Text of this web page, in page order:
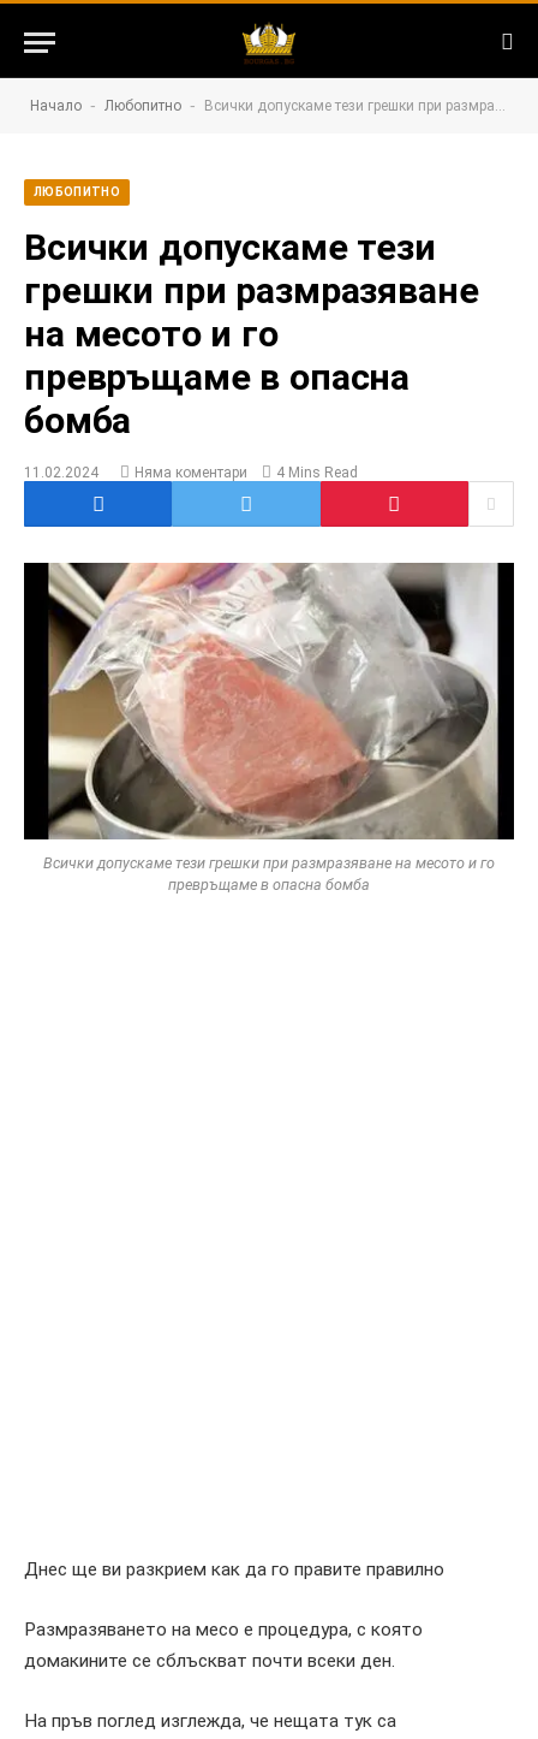
Начало - Любопитно - Всички допускаме тези грешки при размразяване на месото и го превръщаме в опасна бомба
ЛЮБОПИТНО
Всички допускаме тези
грешки при размразяване
на месото и го
превръщаме в опасна
бомба
11.02.2024 Няма коментари 4 Mins Read
Всички допускаме тези грешки при размразяване на месото и го
превръщаме в опасна бомба
Днес ще ви разкрием как да го правите правилно
Размразяването на месо е процедура, с която
домакините се сблъскват почти всеки ден.
На пръв поглед изглежда, че нещата тук са